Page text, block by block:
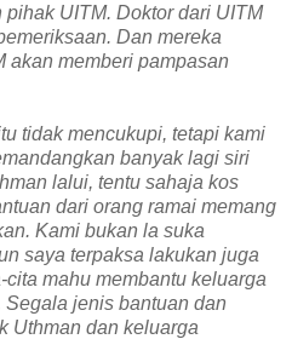
UITM. Doktor dari UITM
Dan mereka
akan memberi pampasan
tidak mencukupi, tetapi kami
banyak lagi siri
lalui, tentu sahaja kos
dari orang ramai memang
Kami bukan la suka
saya terpaksa lakukan juga
mahu membantu keluarga
jenis bantuan dan
Uthman dan keluarga